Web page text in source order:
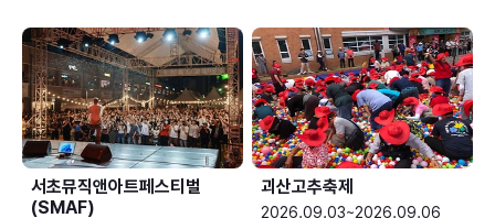
서초뮤직앤아트페스티벌
(SMAF)
괴산고추축제
2026.09.03~2026.09.06